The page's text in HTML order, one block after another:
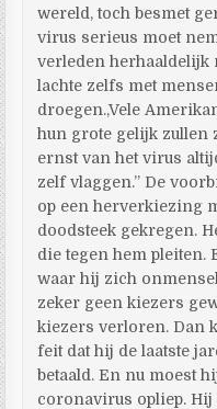
wereld, toch besmet
virus serieus moet
verleden herhaaldelijk
lachte zelfs met
droegen.,Vele
hun grote gelijk zullen
ernst van het virus
zelf vlaggen.” De
op een herverkiezing
doodsteek gekregen.
die tegen hem pleiten.
waar hij zich
zeker geen kiezers
kiezers verloren. Dan
feit dat hij de laatste
betaald. En nu moest
coronavirus opliep.